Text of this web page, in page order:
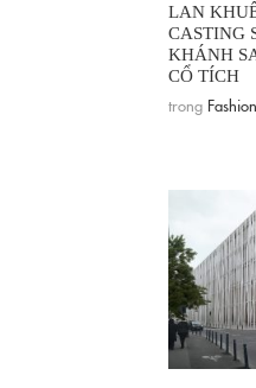
LAN
CASTING
KHÁNH
CỔ TÍCH
trong Fashion